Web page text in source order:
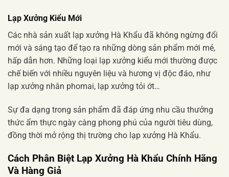
Lạp Xưởng Kiểu Mới
Các nhà sản xuất lạp xưởng Hà Khẩu đã không ngừng đổi
mới và sáng tạo để tạo ra những dòng sản phẩm mới mẻ,
hấp dẫn hơn. Những loại lạp xưởng kiểu mới thường được
chế biến với nhiều nguyên liệu và hương vị độc đáo, như
lạp xưởng nhân phomai, lạp xưởng tỏi ớt…
Sự đa dạng trong sản phẩm đã đáp ứng nhu cầu thưởng
thức ẩm thực ngày càng phong phú của người tiêu dùng,
đồng thời mở rộng thị trường cho lạp xưởng Hà Khẩu.
Cách Phân Biệt Lạp Xưởng Hà Khẩu Chính Hãng
Và Hàng Giả